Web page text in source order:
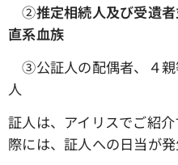
➁推定相続人及び受遺
直系血族
③公証人の配偶者、４親
人
証人は、アイリスでご紹
際には、証人への日当が発